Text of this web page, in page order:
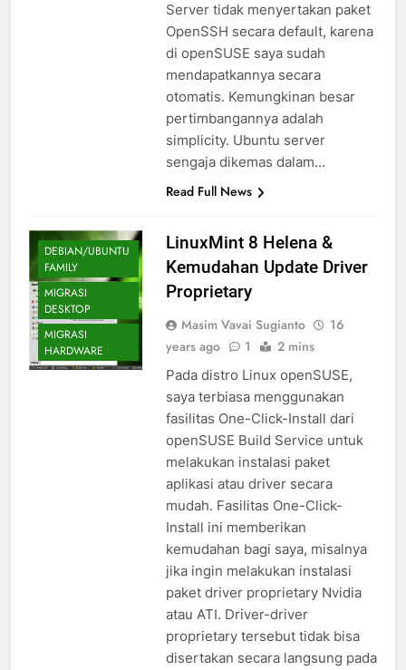
Server tidak menyertakan paket
OpenSSH secara default, karena
di openSUSE saya sudah
mendapatkannya secara
otomatis. Kemungkinan besar
pertimbangannya adalah
simplicity. Ubuntu server
sengaja dikemas dalam…
Read Full News
DEBIAN/UBUNTU
FAMILY
MIGRASI
DESKTOP
MIGRASI
HARDWARE
LinuxMint 8 Helena &
Kemudahan Update Driver
Proprietary
Masim Vavai Sugianto
16
years ago
1 2 mins
Pada distro Linux openSUSE,
saya terbiasa menggunakan
fasilitas One-Click-Install dari
openSUSE Build Service untuk
melakukan instalasi paket
aplikasi atau driver secara
mudah. Fasilitas One-Click-
Install ini memberikan
kemudahan bagi saya, misalnya
jika ingin melakukan instalasi
paket driver proprietary Nvidia
atau ATI. Driver-driver
proprietary tersebut tidak bisa
disertakan secara langsung pada